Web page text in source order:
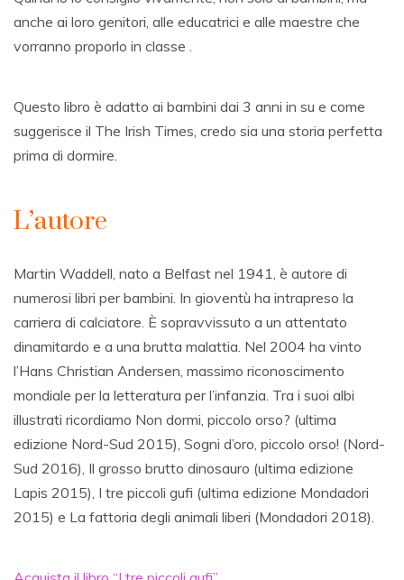
anche ai loro genitori, alle educatrici e alle maestre che
vorranno proporlo in classe .
Questo libro è adatto ai bambini dai 3 anni in su e come
suggerisce il The Irish Times, credo sia una storia perfetta
prima di dormire.
L’autore
Martin Waddell, nato a Belfast nel 1941, è autore di
numerosi libri per bambini. In gioventù ha intrapreso la
carriera di calciatore. È sopravvissuto a un attentato
dinamitardo e a una brutta malattia. Nel 2004 ha vinto
l’Hans Christian Andersen, massimo riconoscimento
mondiale per la letteratura per l’infanzia. Tra i suoi albi
illustrati ricordiamo Non dormi, piccolo orso? (ultima
edizione Nord-Sud 2015), Sogni d’oro, piccolo orso! (Nord-
Sud 2016), Il grosso brutto dinosauro (ultima edizione
Lapis 2015), I tre piccoli gufi (ultima edizione Mondadori
2015) e La fattoria degli animali liberi (Mondadori 2018).